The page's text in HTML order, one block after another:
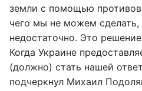
земли с помощью
чего мы не можем сделать,
недостаточно. Это
Когда Украине
(должно) стать нашей
подчеркнул Михаил